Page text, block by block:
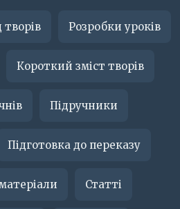
творів Розробки уроків
Короткий зміст творів
Підручники
Підготовка до переказу
Статті